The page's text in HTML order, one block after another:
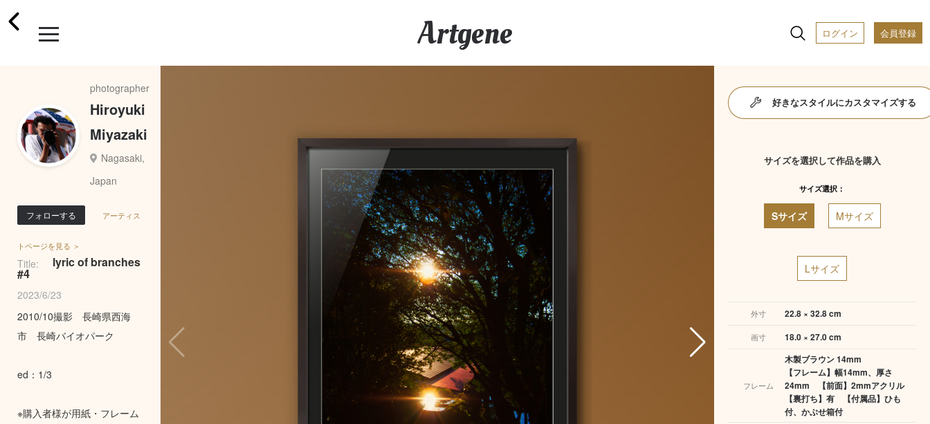
Artgene ログイン 会員登録
photographer
Hiroyuki
Miyazaki
Nagasaki,
Japan
フォローする アーティス
トページを見る ＞
Title: lyric of branches
#4
2023/6/23
2010/10撮影 長崎県西海
市 長崎バイオパーク
ed：1/3
※購入者様が用紙・フレーム
好きなスタイルにカスタマイズする
サイズを選択して作品を購入
サイズ選択：
Sサイズ Mサイズ
Lサイズ
外寸 22.8 × 32.8 cm
画寸 18.0 × 27.0 cm
フレーム
木製ブラウン 14mm
【フレーム】幅14mm、厚さ
24mm 【前面】2mmアクリル
【裏打ち】有 【付属品】ひも
付、かぶせ箱付